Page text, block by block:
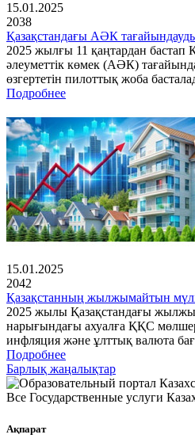
15.01.2025
2038
Қазақстандағы АӘК
2025 жылғы 11 қаңтардан бастап
әлеуметтік көмек (АӘК)
өзгертетін пилоттық жоба
Подробнее
15.01.2025
2042
Қазақстанның жылжымайтын
2025 жылы Қазақстандағы
нарығындағы ахуалға ҚҚС
инфляция және ұлттық валюта
Подробнее
Барлық жаңалықтар
Все Государственные услуги
Ақпарат